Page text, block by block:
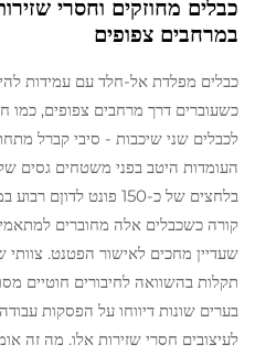
כבלים מחוזקים וחסרי
במרחבים צפופים
כבלים מפלדת אל-חלד עם עמידות
כשעוברים דרך מרחבים צפופים, כמו
בלחצים של כ-150 פונט
קורה כשכבלים אלה מחוברים
תקלות בהשוואה לחיבורים חוטיים
לעיצובים חסרי שזירות אלו. מה זה